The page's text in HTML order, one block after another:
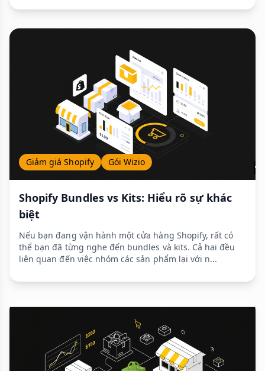
Giảm giá Shopify Gói Wizio
Shopify Bundles vs Kits: Hiểu rõ sự khác
biệt
Nếu bạn đang vận hành một cửa hàng Shopify, rất có
thể bạn đã từng nghe đến bundles và kits. Cả hai đều
liên quan đến việc nhóm các sản phẩm lại với n...